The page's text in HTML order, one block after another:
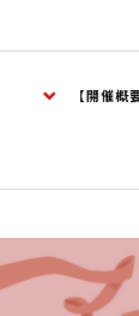
【開催概